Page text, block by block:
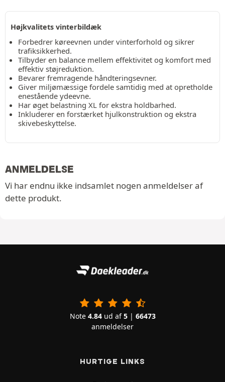
Højkvalitets vinterbildæk
Forbedrer køreevnen under vinterforhold og sikrer
trafiksikkerhed.
Tilbyder en balance mellem effektivitet og komfort med
effektiv støjreduktion.
Bevarer fremragende håndteringsevner.
Giver miljømæssige fordele samtidig med at opretholde
enestående ydeevne.
Har øget belastning XL for ekstra holdbarhed.
Inkluderer en forstærket hjulkonstruktion og ekstra
skivebeskyttelse.
ANMELDELSE
Vi har endnu ikke indsamlet nogen anmeldelser af
dette produkt.
Note 4.84ud af5| 66473
anmeldelser
HURTIGE LINKS